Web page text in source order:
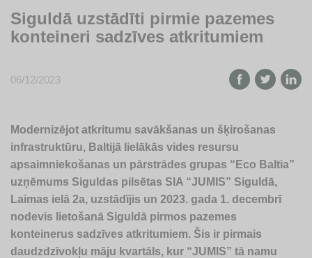
Siguldā uzstādīti pirmie pazemes
konteineri sadzīves atkritumiem
06/12/2023
Modernizējot atkritumu savākšanas un šķirošanas
infrastruktūru, Baltijā lielākās vides resursu
apsaimniekošanas un pārstrādes grupas “Eco Baltia”
uzņēmums Siguldas pilsētas SIA “JUMIS” Siguldā,
Laimas ielā 2a, uzstādījis un 2023. gada 1. decembrī
nodevis lietošanā Siguldā pirmos pazemes
konteinerus sadzīves atkritumiem. Šis ir pirmais
daudzdzīvokļu māju kvartāls, kur “JUMIS” tā namu